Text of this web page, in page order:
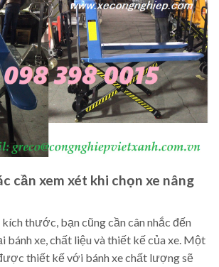
cần xem xét khi chọn xe nâng
thước, bạn cũng cần cân nhắc đến
bánh xe, chất liệu và thiết kế của xe. Một
thiết kế với bánh xe chất lượng sẽ